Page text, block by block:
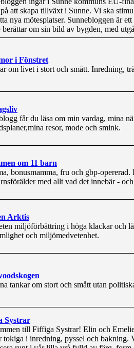
att skapa tillväxt i Sunne. Vi ska
nya mötesplatser. Sunnebloggen är
berättar om sin bild av bygden, med
i Fönstret
om livet i stort och smått. Inredning,
får du läsa om min vardag, mina
resor, mode och smink.
om 11 barn
bonusmamma, fru och gbp-
med allt vad det innebär -
Arktis
miljöförbättring i höga klackar och
och miljömedvetenhet.
tankar om stort och smått utan
Systrar
till Fiffiga Systrar! Elin och
tokiga i inredning, pyssel och bakning.